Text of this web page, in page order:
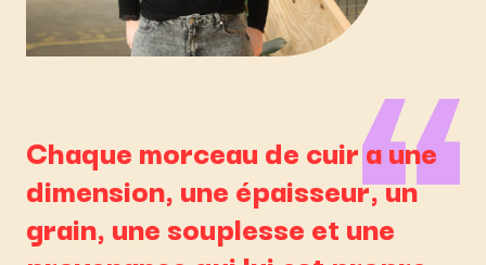
Chaque morceau de cuir a une
dimension, une épaisseur, un
grain, une souplesse et une